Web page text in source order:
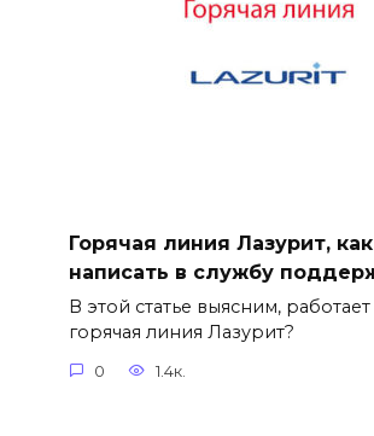
Горячая линия Лазурит, как
написать в службу
В этой статье выясним,
горячая линия Лазурит?
0 1.4к.